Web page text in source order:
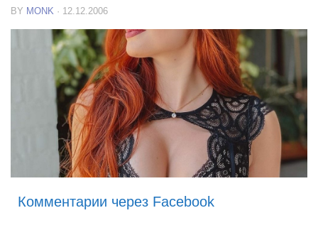
BY MONK · 12.12.2006
Комментарии через Facebook